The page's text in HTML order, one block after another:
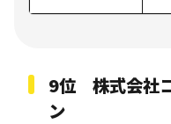
9位 株式会社
ン